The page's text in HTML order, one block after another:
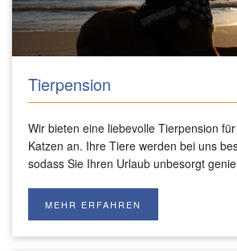
Tierpension
Wir bieten eine liebevolle Tierpension
Katzen an. Ihre Tiere werden bei uns
sodass Sie Ihren Urlaub unbesorgt
MEHR ERFAHREN